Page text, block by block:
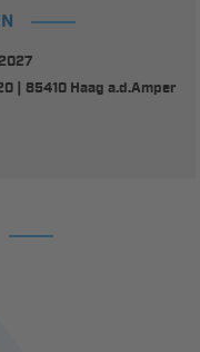
| 85410 Haag a.d.Amper